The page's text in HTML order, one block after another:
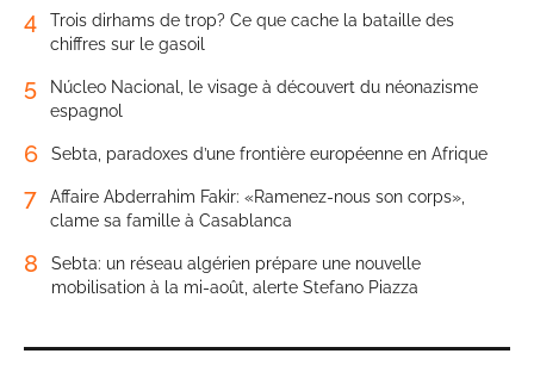
4
Trois dirhams de trop? Ce que cache la bataille des
chiffres sur le gasoil
5
Núcleo Nacional, le visage à découvert du néonazisme
espagnol
6 Sebta, paradoxes d’une frontière européenne en Afrique
7
Affaire Abderrahim Fakir: «Ramenez-nous son corps»,
clame sa famille à Casablanca
8
Sebta: un réseau algérien prépare une nouvelle
mobilisation à la mi-août, alerte Stefano Piazza